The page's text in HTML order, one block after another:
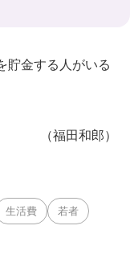
金する人がいる
（福田和郎）
生活費 若者